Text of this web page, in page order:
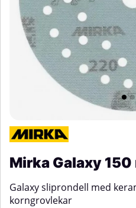
Mirka Galaxy
Galaxy sliprondell med
korngrovlekar